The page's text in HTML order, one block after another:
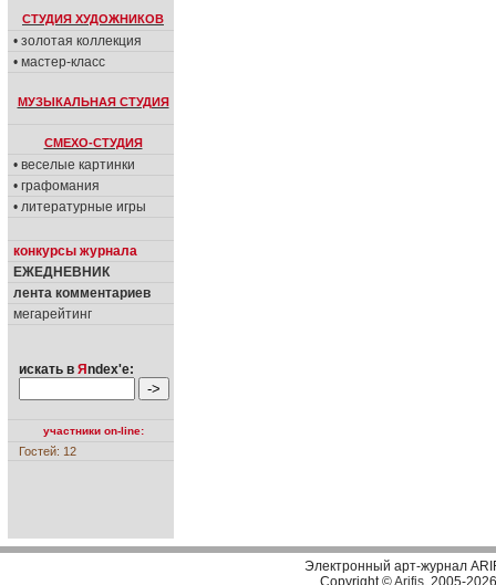
СТУДИЯ ХУДОЖНИКОВ
• золотая коллекция
• мастер-класс
МУЗЫКАЛЬНАЯ СТУДИЯ
СМЕХО-СТУДИЯ
• веселые картинки
• графомания
• литературные игры
конкурсы журнала
ЕЖЕДНЕВНИК
лента комментариев
мегарейтинг
искать в Я ndex'е:
участники on-line:
Гостей: 12
Электронный арт-журнал
Copyright ©Arifis, 2005-2026